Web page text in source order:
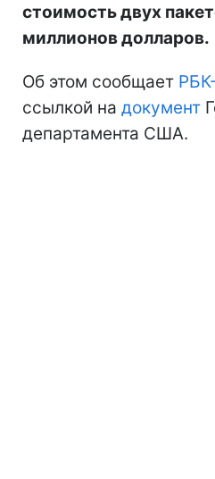
стоимость двух
миллионов долларов.
Об этом сообщает
ссылкой на документ
департамента США.